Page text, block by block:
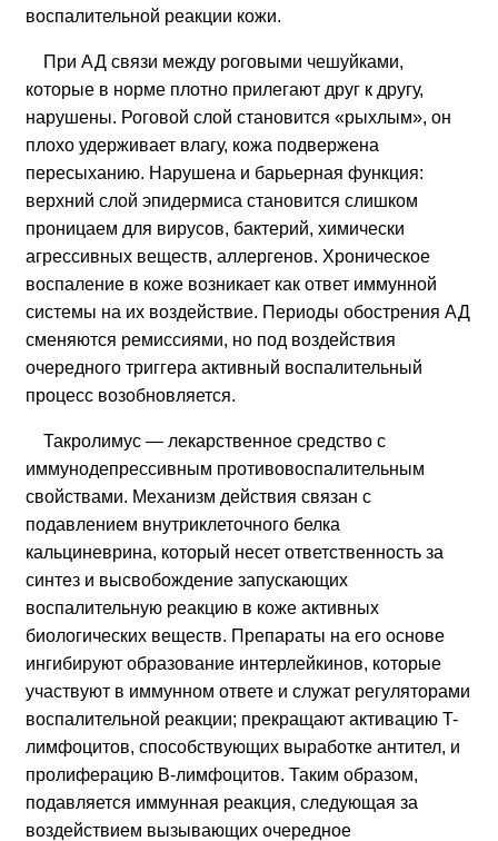
воспалительной реакции кожи.
При АД связи между роговыми чешуйками,
которые в норме плотно прилегают друг к другу,
нарушены. Роговой слой становится «рыхлым», он
плохо удерживает влагу, кожа подвержена
пересыханию. Нарушена и барьерная функция:
верхний слой эпидермиса становится слишком
проницаем для вирусов, бактерий, химически
агрессивных веществ, аллергенов. Хроническое
воспаление в коже возникает как ответ иммунной
системы на их воздействие. Периоды обострения АД
сменяются ремиссиями, но под воздействия
очередного триггера активный воспалительный
процесс возобновляется.
Такролимус — лекарственное средство с
иммунодепрессивным противовоспалительным
свойствами. Механизм действия связан с
подавлением внутриклеточного белка
кальциневрина, который несет ответственность за
синтез и высвобождение запускающих
воспалительную реакцию в коже активных
биологических веществ. Препараты на его основе
ингибируют образование интерлейкинов, которые
участвуют в иммунном ответе и служат регуляторами
воспалительной реакции; прекращают активацию T-
лимфоцитов, способствующих выработке антител, и
пролиферацию B-лимфоцитов. Таким образом,
подавляется иммунная реакция, следующая за
воздействием вызывающих очередное